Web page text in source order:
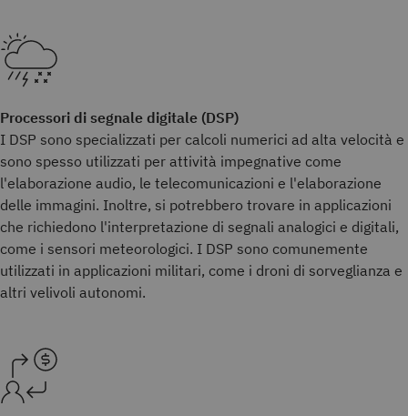
Processori di segnale digitale (DSP)
I DSP sono specializzati per calcoli numerici ad alta velocità e
sono spesso utilizzati per attività impegnative come
l'elaborazione audio, le telecomunicazioni e l'elaborazione
delle immagini. Inoltre, si potrebbero trovare in applicazioni
che richiedono l'interpretazione di segnali analogici e digitali,
come i sensori meteorologici. I DSP sono comunemente
utilizzati in applicazioni militari, come i droni di sorveglianza e
altri velivoli autonomi.